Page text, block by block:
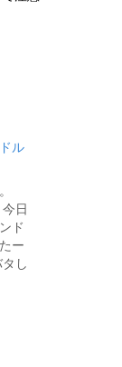
ル
今日
ド
ー
し